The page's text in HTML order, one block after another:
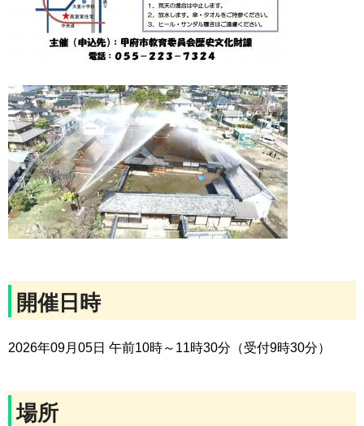
開催日時
2026年09月05日 午前10時～11時30分（受付9時30分）
場所